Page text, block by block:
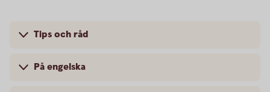
Tips och råd
På engelska